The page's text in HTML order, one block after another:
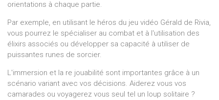
orientations à chaque partie.
Par exemple, en utilisant le héros du jeu vidéo Gérald de Rivia,
vous pourrez le spécialiser au combat et à l'utilisation des
élixirs associés ou développer sa capacité à utiliser de
puissantes runes de sorcier.
L'immersion et la re jouabilité sont importantes grâce à un
scénario variant avec vos décisions. Aiderez vous vos
camarades ou voyagerez vous seul tel un loup solitaire ?